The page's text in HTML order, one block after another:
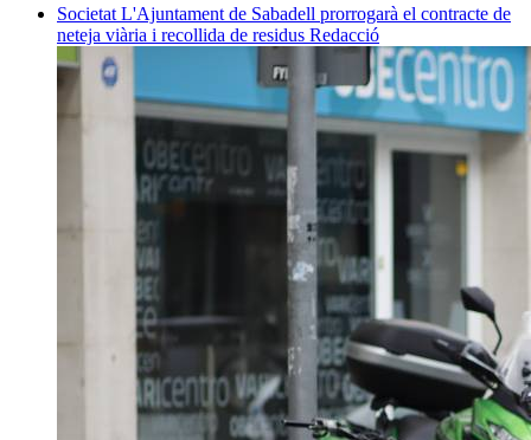
Societat L'Ajuntament de Sabadell prorrogarà el contracte de
neteja viària i recollida de residus Redacció